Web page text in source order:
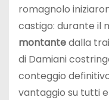
romagnolo
castigo: durante il
montantedalla
di Damiani
conteggio
vantaggio su tutti